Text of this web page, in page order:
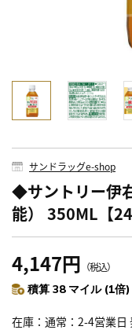
サンドラッグe-shop
◆サントリー伊
能） 350ML【24
4,147円 （税込）
積算 38 マイル (1倍)
在庫 通常：2-4営業日